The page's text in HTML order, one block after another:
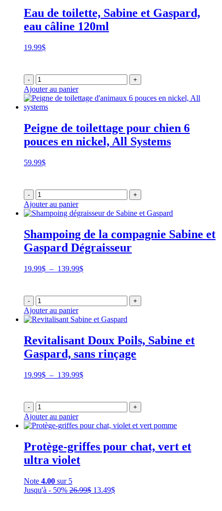
Eau de toilette, Sabine et Gaspard,
eau câline 120ml
19.99$
- +
Ajouter au panier
Peigne de toilettage pour chien 6
pouces en nickel, All Systems
59.99$
- +
Ajouter au panier
Shampoing de la compagnie Sabine et
Gaspard Dégraisseur
19.99$ – 139.99$Plage
19.99$
à
- +
Ajouter au panier
Revitalisant Doux Poils, Sabine et
Gaspard, sans rinçage
19.99$ – 139.99$Plage
19.99$
à
- +
Ajouter au panier
Protège-griffes pour chat, vert et
ultra violet
Note 4.00 sur 5
Jusqu'à - 50% 26.99$ Le
13.49$Le